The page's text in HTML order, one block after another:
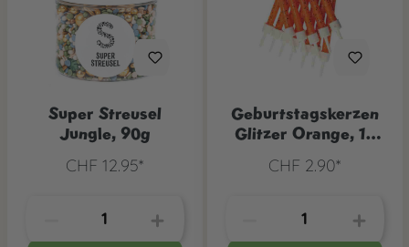
Super Streusel
Jungle, 90g
CHF 12.95*
Geburtstagskerzen
Glitzer Orange, 12
CHF 2.90*